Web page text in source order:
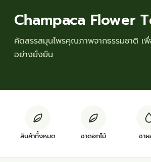
ต้นพันธุ์สมุนไพร
ต้นพันธุ์ไม้ป่า
Champaca Flower
คัดสรรสมุนไพรคุณภาพจากธรรมชาติ เ
อย่างยั่งยืน
สินค้าทั้งหมด ชาดอกไม้ ชาผ